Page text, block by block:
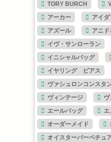
TORY BURCH
アーカー
アイ
アズール
アニド
イヴ・サンローラン
イニシャルバッグ
イヤリング ピアス
ヴァシュロンコンスタ
ヴィンテージ
ヴ
エールバッグ
エ
オーダーメイド
オイスターパーペチュ